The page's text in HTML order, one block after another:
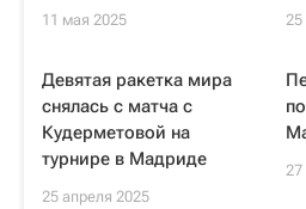
11 мая 2025 25
Девятая ракетка мира
снялась с матча с
Кудерметовой на
турнире в Мадриде
25 апреля 2025
27